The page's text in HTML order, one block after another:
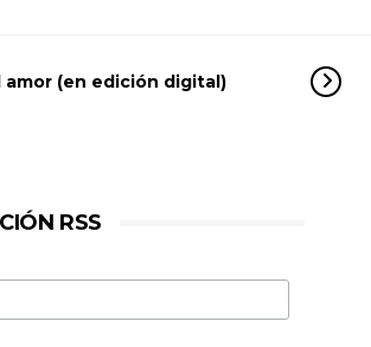
amor (en edición digital)
RSS